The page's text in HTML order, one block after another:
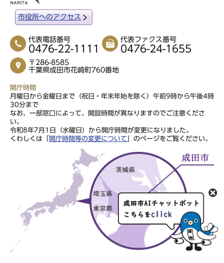
市役所へのアクセス
代表電話番号
0476-22-1111
代表ファクス番号
0476-24-1655
〒286-8585
千葉県成田市花崎町760番地
開庁時間
月曜日から金曜日まで（祝日・年末年始を除く）午前9時から午後4時
30分まで
なお、一部窓口によって、開設時間が異なりますのでご注意くださ
い。
令和8年7月1日（水曜日）から開庁時間が変更になりました。
くわしくは「
開庁時間等の変更について 」のページをご覧ください。